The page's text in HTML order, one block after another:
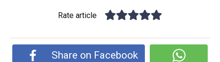
Rate article
Share on Facebook